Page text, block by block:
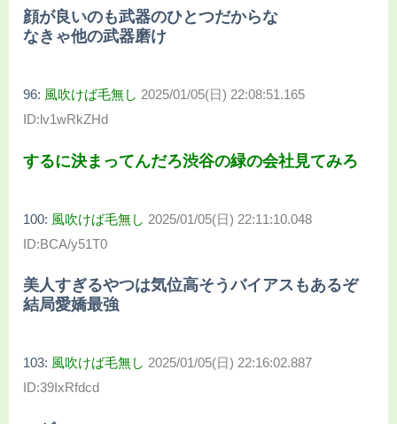
顔が良いのも武器のひとつだからな
なきゃ他の武器磨け
96: 風吹けば毛無し 2025/01/05(日) 22:08:51.165
ID:lv1wRkZHd
するに決まってんだろ渋谷の緑の会社見てみろ
100: 風吹けば毛無し 2025/01/05(日) 22:11:10.048
ID:BCA/y51T0
美人すぎるやつは気位高そうバイアスもあるぞ
結局愛嬌最強
103: 風吹けば毛無し 2025/01/05(日) 22:16:02.887
ID:39IxRfdcd